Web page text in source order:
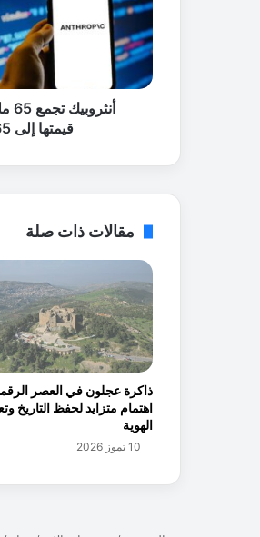
و
ب
ي
ت
6
ي
د
و
ل
ا
ر
ت
م
و
ا
قيمتها إلى 965 مليار دولار
مقالات ذات صلة
ذاكرة عجلون في العصر
اهتمام متزايد لحفظ التاريخ
الهوية
10 تموز 2026